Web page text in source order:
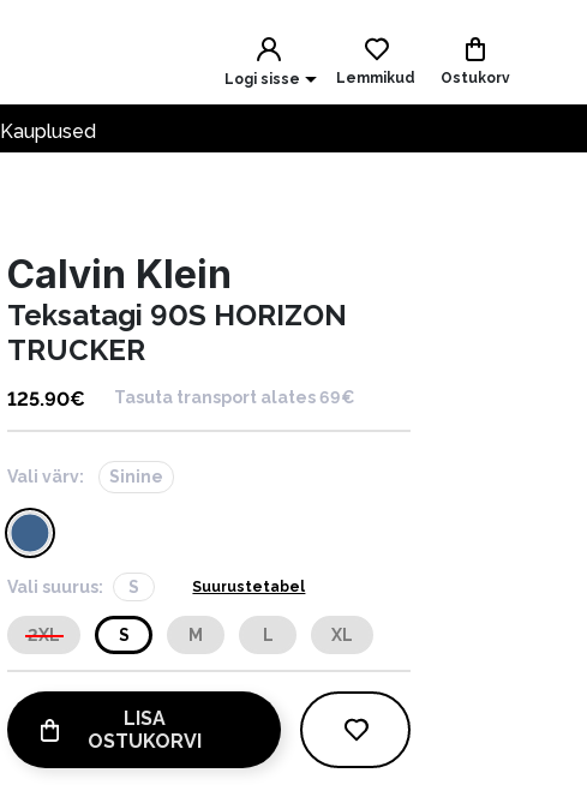
Logi sisse Lemmikud Ostukorv
Kauplused
Calvin Klein
Teksatagi 90S HORIZON
TRUCKER
125.90€ Tasuta transport alates 69€
Vali värv: Sinine
Vali suurus: S Suurustetabel
2XL S M L XL
LISA
OSTUKORVI